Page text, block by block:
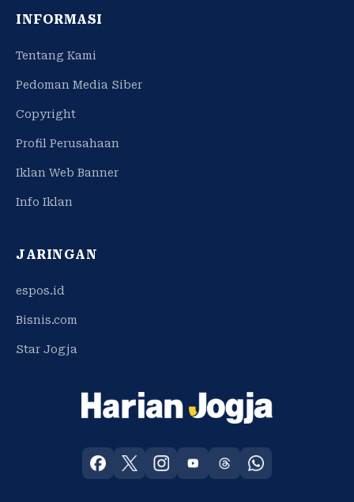
INFORMASI
Tentang Kami
Pedoman Media Siber
Copyright
Profil Perusahaan
Iklan Web Banner
Info Iklan
JARINGAN
espos.id
Bisnis.com
Star Jogja